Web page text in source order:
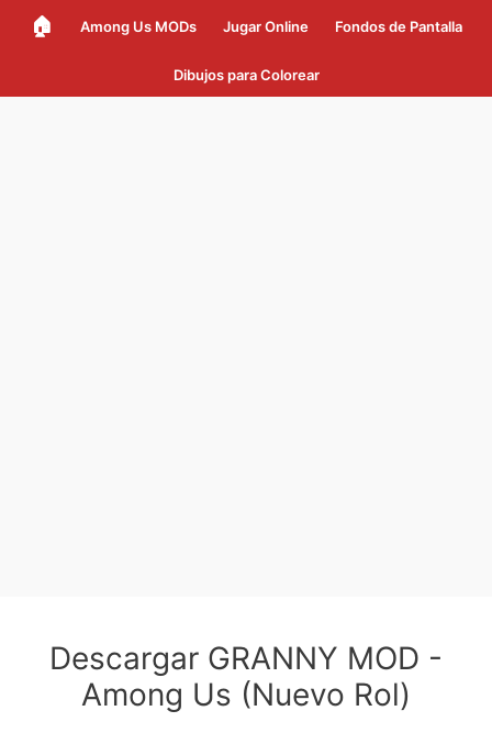
🏠 Among Us MODs Jugar Online Fondos de Pantalla
Dibujos para Colorear
Descargar GRANNY MOD -
Among Us (Nuevo Rol)